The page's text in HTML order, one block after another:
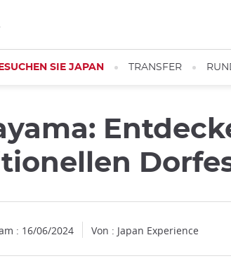
SIE JAPAN TRANSFER
: 16/06/2024 Von : Japan Experience